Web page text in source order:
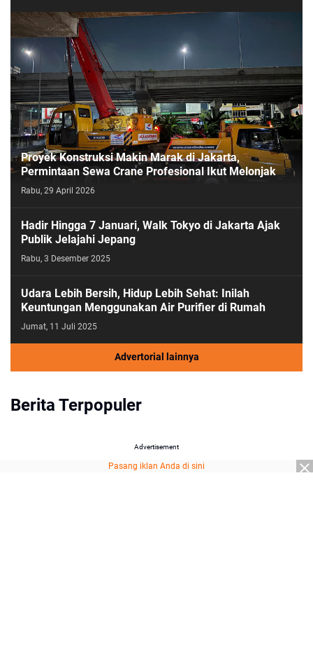
Proyek Konstruksi Makin Marak di Jakarta,
Permintaan Sewa Crane Profesional Ikut Melonjak
Rabu, 29 April 2026
Hadir Hingga 7 Januari, Walk Tokyo di Jakarta Ajak
Publik Jelajahi Jepang
Rabu, 3 Desember 2025
Udara Lebih Bersih, Hidup Lebih Sehat: Inilah
Keuntungan Menggunakan Air Purifier di Rumah
Jumat, 11 Juli 2025
Advertorial lainnya
Berita Terpopuler
Advertisement
Pasang iklan Anda di sini